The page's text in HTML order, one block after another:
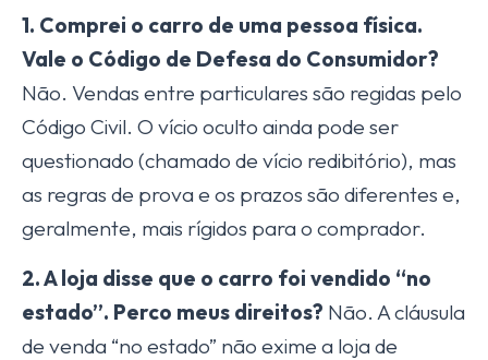
1. Comprei o carro de uma pessoa física.
Vale o Código de Defesa do Consumidor?
Não. Vendas entre particulares são regidas pelo
Código Civil. O vício oculto ainda pode ser
questionado (chamado de vício redibitório), mas
as regras de prova e os prazos são diferentes e,
geralmente, mais rígidos para o comprador.
2. A loja disse que o carro foi vendido “no
estado”. Perco meus direitos? Não. A cláusula
de venda “no estado” não exime a loja de